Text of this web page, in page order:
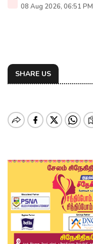
08 Aug 2026, 06:51 PM
SHARE US